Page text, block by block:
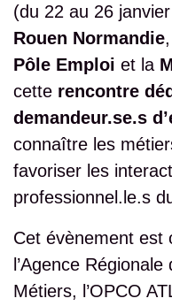
(du 22 au 26
Rouen Normandie
Pôle Emploi et la
cette rencontre
demandeur.se.s
connaître les
favoriser les
professionnel.le.s
Cet évènement est
l’Agence
Métiers, l’OPCO